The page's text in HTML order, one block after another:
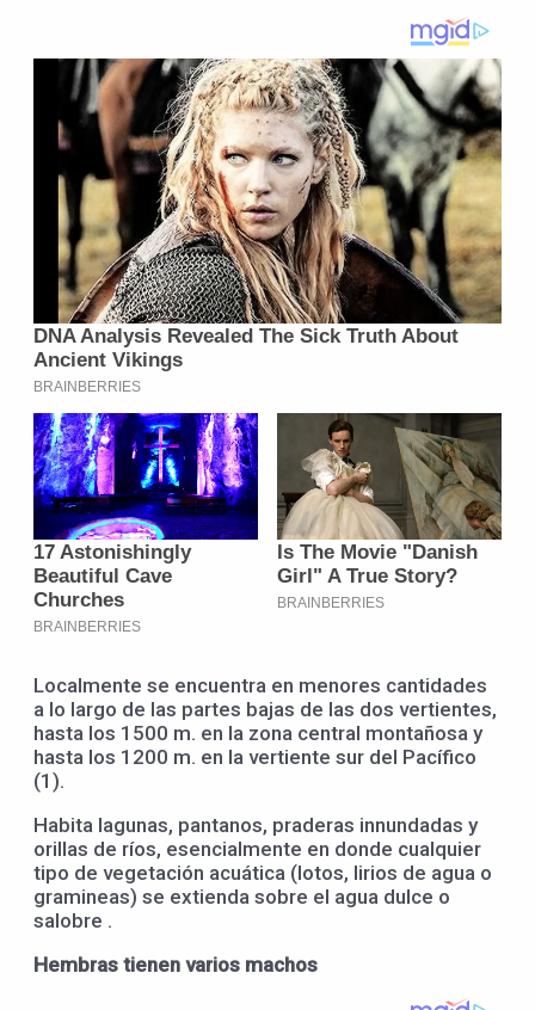
Localmente se encuentra en menores cantidades
a lo largo de las partes bajas de las dos vertientes,
hasta los 1500 m. en la zona central montañosa y
hasta los 1200 m. en la vertiente sur del Pacífico
(1).
Habita lagunas, pantanos, praderas innundadas y
orillas de ríos, esencialmente en donde cualquier
tipo de vegetación acuática (lotos, lirios de agua o
gramineas) se extienda sobre el agua dulce o
salobre .
Hembras tienen varios machos